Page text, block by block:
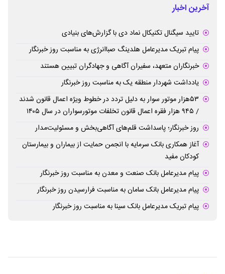
آخرین اخبار
تایید سیگنال تکنیکال نماد دی با گزارش‌های بنیادی
پیام تبریک مدیرعامل هلدینگ صباانرژی به مناسبت روز خبرنگار
خبرنگاران متعهد، سفیران آگاهی و جهادگران تبیین هستند
یادداشت شهردار منطقه یک به مناسبت روز خبرنگار
۵۳هزار موتور سوار به دلیل تردد در خطوط ویژه اعمال قانون شدند
/ ۹۴۵ هزار فقره اعمال قانون تخلفات موتورسواران در سال ۱۴۰۵
روز خبرنگار؛ پاسداشت قلم‌های آگاهی‌بخش و مسئولیت‌مدار
آغاز همکاری بانک سرمایه با انجمن حمایت از بیماران و بیمارستان
کودکان مفید
پیام مدیرعامل بانک صنعت و معدن به مناسبت روز خبرنگار
پیام مدیرعامل بانک سامان به مناسبت فرارسیدن روز خبرنگار
پیام تبریک مدیرعامل بانک سینا به مناسبت روز خبرنگار